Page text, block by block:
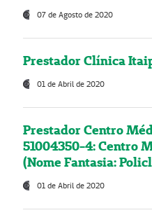
07 de Agosto de 2020
Prestador Clínica
01 de Abril de 2020
Prestador Centro
51004350-4: Centro
(Nome Fantasia:
01 de Abril de 2020